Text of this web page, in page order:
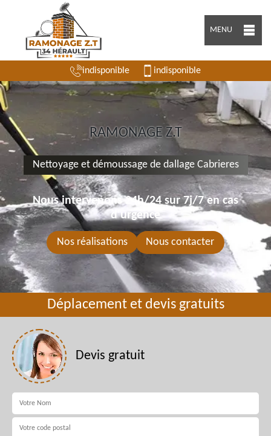
MENU
indisponible indisponible
RAMONAGE Z.T
Nettoyage et démoussage de dallage Cabrieres
Nous intervenons 24h/24 sur 7j/7 en cas
d'urgence
Nos réalisations Nous contacter
Déplacement et devis gratuits
Devis gratuit